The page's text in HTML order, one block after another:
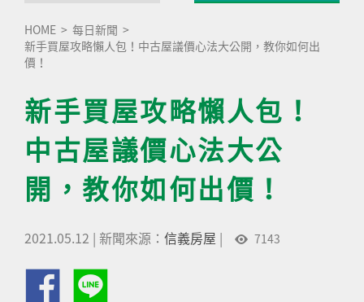
HOME
每日新聞
新手買屋攻略懶人包！中古屋議價心法大公開，教你如何出
價！
新手買屋攻略懶人包！
中古屋議價心法大公
開，教你如何出價！
2021.05.12 | 新聞來源： 信義房屋 | 7143